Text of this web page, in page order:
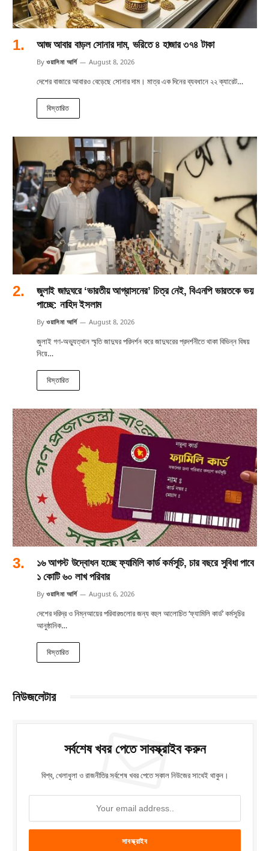
আজ আবার বাড়ল সোনার দাম, ভরিতে ৪ হাজার ৩৭৪ টাকা
By ওয়াসিমা আর্শি August 8, 2026
দেশের বাজারে আবারও বেড়েছে সোনার দাম। মাত্র এক দিনের ব্যবধানে ২২ ক্যারেট…
বিস্তারিত
জুলাই জাদুঘরে ‘ভারতীয় আগ্রাসনের’ চিত্র নেই, বিএনপি ভারতকে ভয়
পাচ্ছে: নাহিদ ইসলাম
By ওয়াসিমা আর্শি August 8, 2026
জুলাই গণ-অভ্যুত্থান স্মৃতি জাদুঘর পরিদর্শন করে জাদুঘরের প্রদর্শনীতে থাকা বিভিন্ন বিষয়
নিয়ে…
বিস্তারিত
১৬ আগস্ট উদ্বোধন হচ্ছে ফ্যামিলি কার্ড কর্মসূচি, চার বছরে সুবিধা পাবে
১ কোটি ৬০ লাখ পরিবার
By ওয়াসিমা আর্শি August 6, 2026
দেশের দরিদ্র ও নিম্নআয়ের পরিবারগুলোর জন্য বহুল আলোচিত ‘ফ্যামিলি কার্ড’ কর্মসূচির
আনুষ্ঠানিক…
বিস্তারিত
নিউজলেটার
সর্বশেষ খবর পেতে সাবস্ক্রাইব করুন
বিশ্ব, খেলাধুলা ও রাজনীতির সর্বশেষ খবর পেতে সকাল নিউজের সাথেই থাকুন।